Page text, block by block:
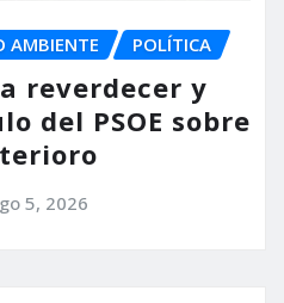
AMBIENTE POLÍTICA
reverdecer y
del PSOE sobre
5, 2026